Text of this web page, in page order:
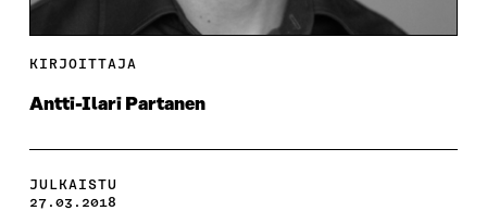
KIRJOITTAJA
Antti-Ilari Partanen
JULKAISTU
27.03.2018